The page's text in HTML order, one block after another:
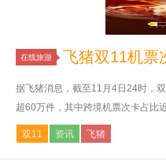
在线旅游 飞猪双11机票
据飞猪消息，截至11月4日24时，
超60万件，其中跨境机票次卡占比
双11 资讯 飞猪